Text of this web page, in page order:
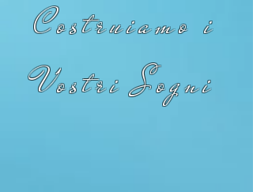
Costruiamo i
Vostri Sogni